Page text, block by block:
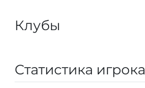
Клубы
Статистика игрока